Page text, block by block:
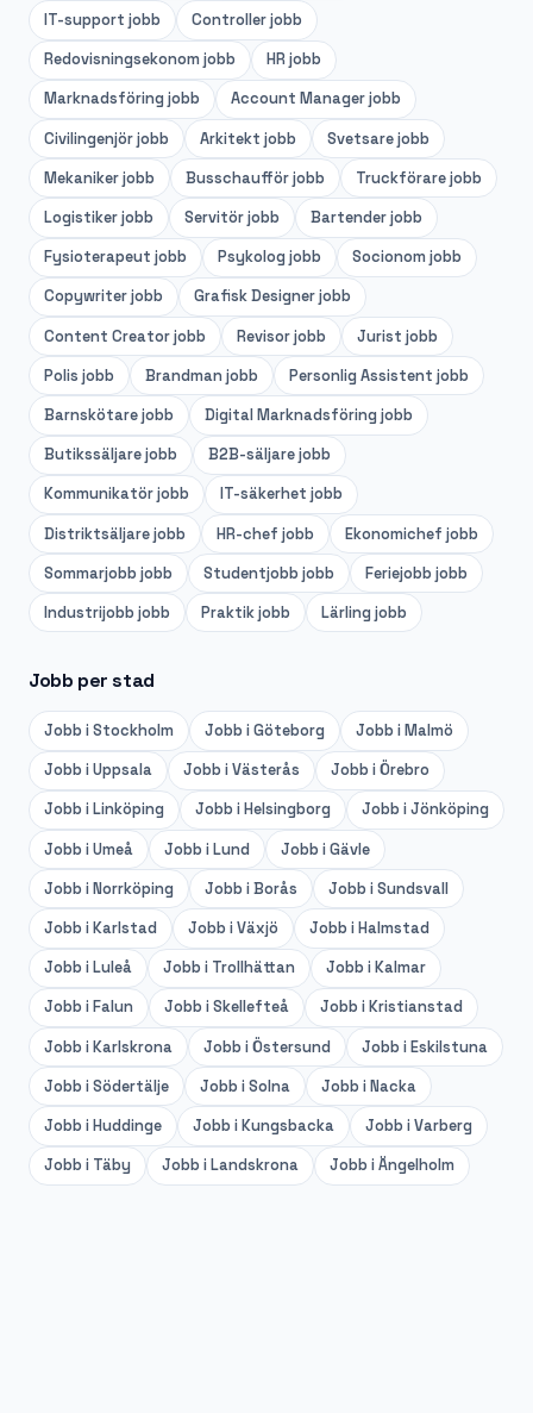
IT-support jobb Controllerjobb
Redovisningsekonom jobb HR jobb
Marknadsföring jobb Account Managerjobb
Civilingenjörjobb Arkitekt jobb Svetsarejobb
Mekanikerjobb Busschaufförjobb Truckförarejobb
Logistikerjobb Servitörjobb Bartenderjobb
Fysioterapeut jobb Psykolog jobb Socionom jobb
Copywriterjobb Grafisk Designerjobb
Content Creatorjobb Revisorjobb Jurist jobb
Polis jobb Brandman jobb Personlig Assistent jobb
Barnskötarejobb Digital Marknadsföring jobb
Butikssäljarejobb B2B-säljarejobb
Kommunikatörjobb IT-säkerhet jobb
Distriktsäljarejobb HR-chef jobb Ekonomichef jobb
Sommarjobb jobb Studentjobb jobb Feriejobb jobb
Industrijobb jobb Praktikjobb Lärling jobb
Jobb per stad
Jobb iStockholm Jobb iGöteborg Jobb iMalmö
Jobb iUppsala Jobb iVästerås Jobb iÖrebro
Jobb iLinköping Jobb iHelsingborg Jobb iJönköping
Jobb iUmeå Jobb iLund Jobb iGävle
Jobb iNorrköping Jobb iBorås Jobb iSundsvall
Jobb iKarlstad Jobb iVäxjö Jobb iHalmstad
Jobb iLuleå Jobb i Trollhättan Jobb iKalmar
Jobb iFalun Jobb iSkellefteå Jobb iKristianstad
Jobb iKarlskrona Jobb iÖstersund Jobb iEskilstuna
Jobb iSödertälje Jobb iSolna Jobb iNacka
Jobb iHuddinge Jobb iKungsbacka Jobb iVarberg
Jobb i Täby Jobb iLandskrona Jobb iÄngelholm